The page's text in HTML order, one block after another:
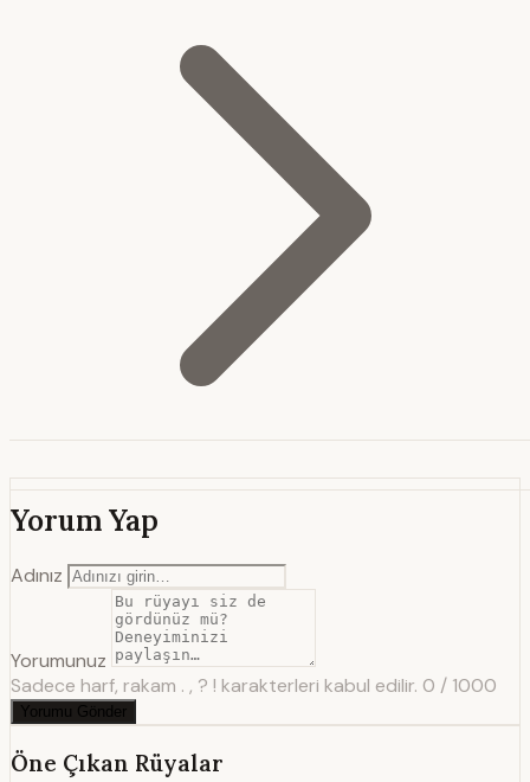
Yorum Yap
Adınız
Yorumunuz
Sadece harf, rakam . , ? ! karakterleri kabul edilir. 0 / 1000
Yorumu Gönder
Öne Çıkan Rüyalar